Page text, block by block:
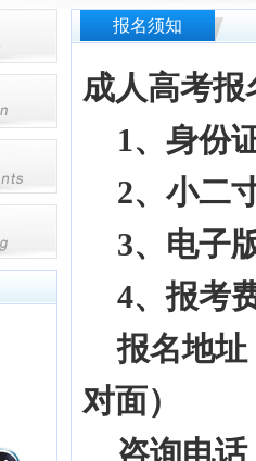
报名须知
成人高考报
1、身份
2、小二
3、电子
4、报考
报名地址
对面）